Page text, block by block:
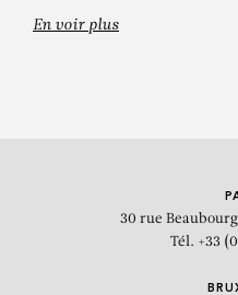
En voir plus
30 rue Beaubourg
Tél. +33